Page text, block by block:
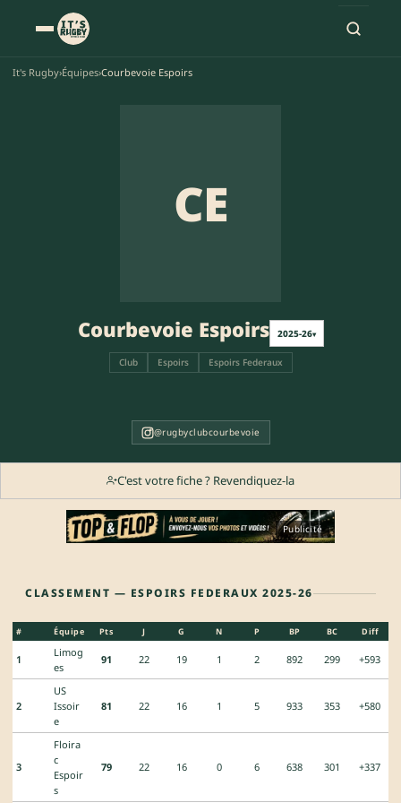
It's Rugby›Équipes›Courbevoie Espoirs
CE
Courbevoie Espoirs 2025-26▾
Club Espoirs Espoirs Federaux
@rugbyclubcourbevoie
C'est votre fiche ? Revendiquez-la
Publicité
CLASSEMENT — ESPOIRS FEDERAUX 2025-26
# Équipe Pts J G N P BP BC Diff
1
Limog
es
91 22 19 1 2 892 299 +593
2
US
Issoir
e
81 22 16 1 5 933 353 +580
3
Floira
c
Espoir
s
79 22 16 0 6 638 301 +337